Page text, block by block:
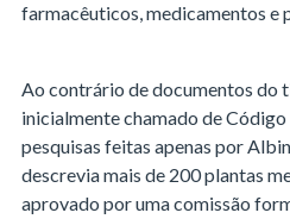
farmacêuticos, medicamentos e
Ao contrário de documentos do
inicialmente chamado de
pesquisas feitas apenas por
descrevia mais de 200 plantas
aprovado por uma comissão